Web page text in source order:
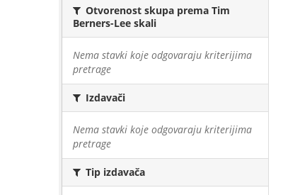
Otvorenost skupa prema Tim
Berners-Lee skali
Nema stavki koje odgovaraju kriterijima
pretrage
Izdavači
Nema stavki koje odgovaraju kriterijima
pretrage
Tip izdavača